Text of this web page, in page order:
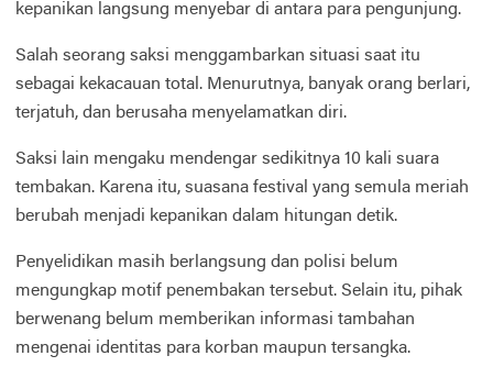
kepanikan langsung menyebar di antara para pengunjung.
Salah seorang saksi menggambarkan situasi saat itu
sebagai kekacauan total. Menurutnya, banyak orang berlari,
terjatuh, dan berusaha menyelamatkan diri.
Saksi lain mengaku mendengar sedikitnya 10 kali suara
tembakan. Karena itu, suasana festival yang semula meriah
berubah menjadi kepanikan dalam hitungan detik.
Penyelidikan masih berlangsung dan polisi belum
mengungkap motif penembakan tersebut. Selain itu, pihak
berwenang belum memberikan informasi tambahan
mengenai identitas para korban maupun tersangka.